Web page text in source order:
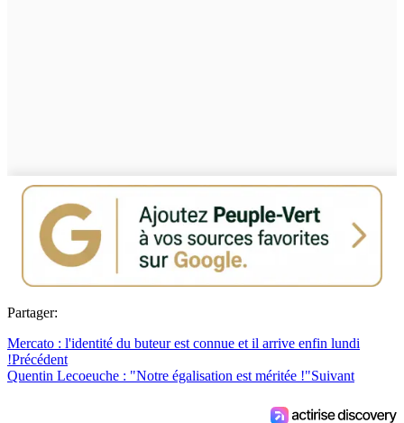
Partager:
Mercato : l'identité du buteur est connue et il arrive enfin lundi
!Précédent
Quentin Lecoeuche : "Notre égalisation est méritée !"Suivant